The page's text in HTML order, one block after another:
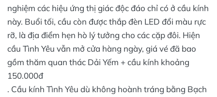
nghiệm các hiệu ứng thị giác độc đáo chỉ có ở cầu kính
này. Buổi tối, cầu còn được thắp đèn LED đổi màu rực
rỡ, là địa điểm hẹn hò lý tưởng cho các cặp đôi. Hiện
cầu Tình Yêu vẫn mở cửa hàng ngày, giá vé đã bao
gồm thăm quan thác Dải Yếm + cầu kính khoảng
150.000đ​
. Cầu kính Tình Yêu dù không hoành tráng bằng Bạch